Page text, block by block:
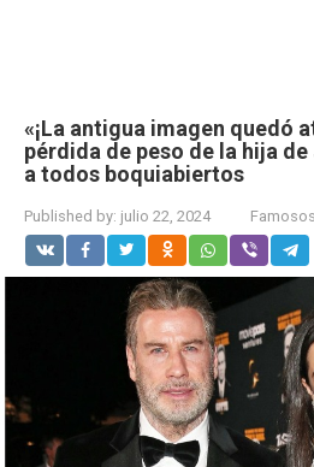
«¡La antigua imagen quedó
pérdida de peso de la hija
a todos boquiabiertos
Published by: julio 22, 2024 Famosos